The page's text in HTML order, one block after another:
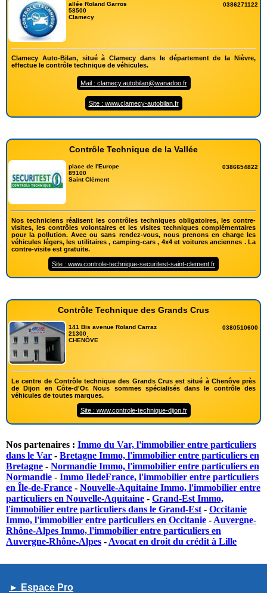
allée Roland Garros
58500
Clamecy
0386271122
Clamecy Auto-Bilan, situé à Clamecy dans le département de la Nièvre,
effectue le contrôle technique de véhicules.
Mail : clamecy.autobilan@wanadoo.fr
Site : www.clamecy-autobilan.fr
Contrôle Technique de la Vallée
place de l'Europe
89100
Saint Clément
0386654822
Nos techniciens réalisent les contrôles techniques obligatoires, les contre-
visites, les contrôles volontaires et les visites techniques complémentaires
pour la pollution. Avec ou sans rendez-vous, nous prenons en charge les
véhicules légers, les utilitaires , camping-cars , 4x4 et voitures anciennes . La
contre-visite est gratuite.
Site : www.controle-technique-securitest-saint-clement.fr
Contrôle Technique des Grands Crus
141 Bis avenue Roland Carraz
21300
CHENÔVE
0380510600
Le centre de Contrôle technique des Grands Crus est situé à Chenôve près
de Dijon en Côte-d'Or. Nous sommes spécialisés dans le contrôle des
véhicules de toutes marques.
Site : www.controle-technique-dijon.fr
Nos partenaires : Immo du Var, l'immobilier entre particuliers
dans le Var - Bretagne Immo, l'immobilier entre particuliers en
Bretagne - Normandie Immo, l'immobilier entre particuliers en
Normandie - Immo IledeFrance, l'immobilier entre particuliers
en Île-de-France - Nouvelle-Aquitaine Immo, l'immobilier entre
particuliers en Nouvelle-Aquitaine - Grand-Est Immo,
l'immobilier entre particuliers dans le Grand-Est - Occitanie
Immo, l'immobilier entre particuliers en Occitanie - Auvergne-
Rhône-Alpes Immo, l'immobilier entre particuliers en
Auvergne-Rhône-Alpes - Avocat en droit du crédit à Lille
► Espace Pro